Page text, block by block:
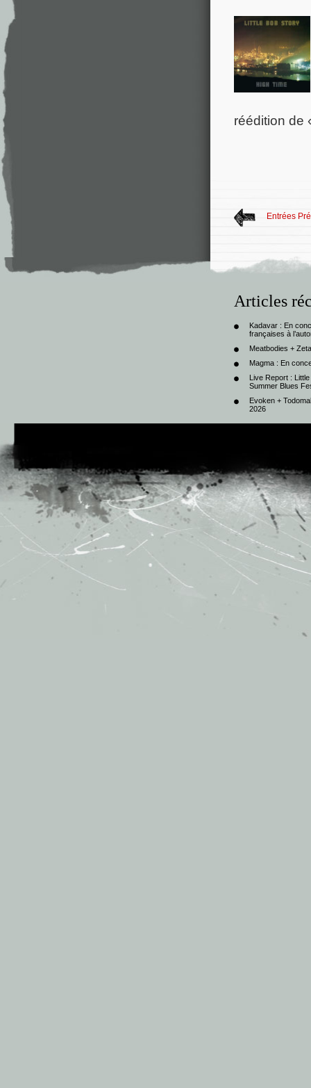
réédition de
Entrées
Articles
Kadavar : En
françaises à
Meatbodies +
Magma : En
Live Report :
Summer Blues
Evoken +
2026